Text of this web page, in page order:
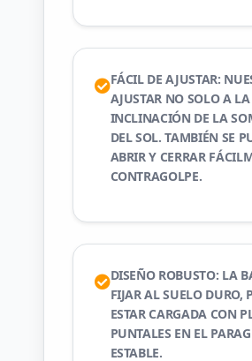
FÁCIL DE AJUSTAR:
AJUSTAR NO SOLO A
INCLINACIÓN DE LA
DEL SOL. TAMBIÉN SE
ABRIR Y CERRAR
CONTRAGOLPE.
DISEÑO ROBUSTO: LA
FIJAR AL SUELO DURO,
ESTAR CARGADA CON
PUNTALES EN EL
ESTABLE.